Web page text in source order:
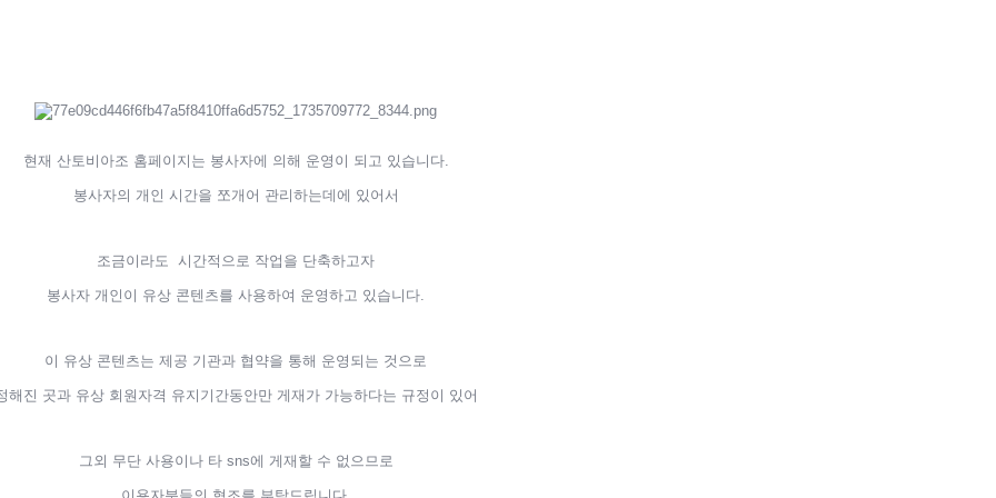
현재 산토비아조 홈페이지는 봉사자에 의해 운영이 되고 있습니다.
봉사자의 개인 시간을 쪼개어 관리하는데에 있어서
조금이라도 시간적으로 작업을 단축하고자
봉사자 개인이 유상 콘텐츠를 사용하여 운영하고 있습니다.
이 유상 콘텐츠는 제공 기관과 협약을 통해 운영되는 것으로
해진 곳과 유상 회원자격 유지기간동안만 게재가 가능하다는 규정이 있어
그외 무단 사용이나 타 sns에 게재할 수 없으므로